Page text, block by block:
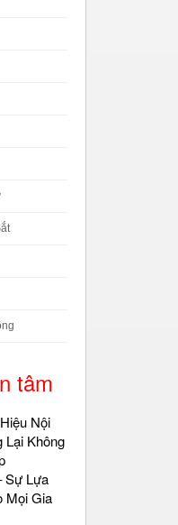
tâm
Nội
Lại Không
Sự Lựa
Mọi Gia